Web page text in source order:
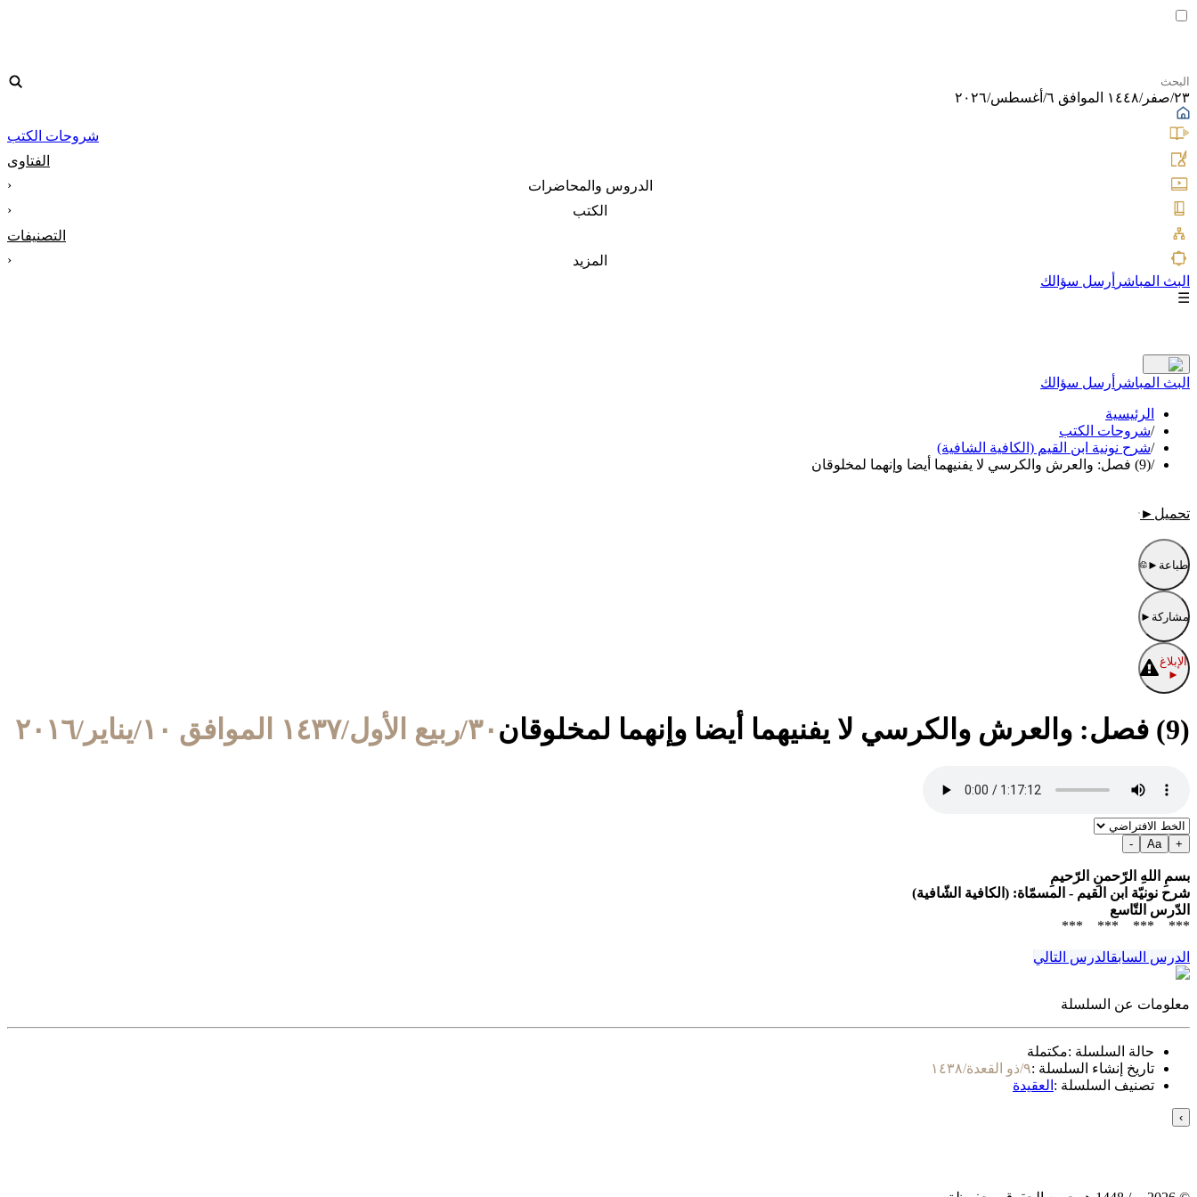
٢٣/صفر/١٤٤٨ الموافق ٦/أغسطس/٢٠٢٦
شروحات الكتب
الفتاوى
الدروس والمحاضرات
‹
الكتب
‹
التصنيفات
المزيد
‹
البث المباشر أرسل سؤالك
☰
البث المباشر أرسل سؤالك
الرئيسية
/شروحات الكتب
/شرح نونية ابن القيم (الكافية الشافية)
/(9) فصل: والعرش والكرسي لا يفنيهما أيضا وإنهما لمخلوقان
تحميل ►
طباعة ►
مشاركة ►
الإبلاغ
►
(9) فصل: والعرش والكرسي لا يفنيهما أيضا وإنهما لمخلوقان ٣٠/ربيع الأول/١٤٣٧ الموافق ١٠/يناير/٢٠١٦
+
Aa
-
بسمِ اللهِ الرّحمنِ الرّحيمِ
شرح نونيّة ابن القيم - المسمّاة: (الكافية الشّافية)
الدّرس التّاسع
*** *** *** ***
الدرس السابقالدرس التالي
معلومات عن السلسلة
حالة السلسلة :مكتملة
تاريخ إنشاء السلسلة :٩/ذو القعدة/١٤٣٨
تصنيف السلسلة : العقيدة
›